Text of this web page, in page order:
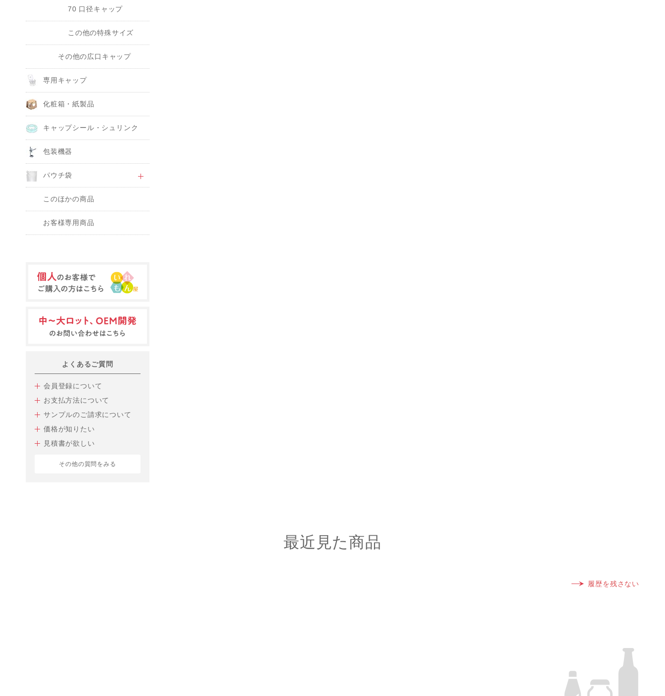
70 口径キャップ
この他の特殊サイズ
その他の広口キャップ
専用キャップ
化粧箱・紙製品
キャップシール・シュリンク
包装機器
パウチ袋
このほかの商品
お客様専用商品
よくあるご質問
会員登録について
お支払方法について
サンプルのご請求について
価格が知りたい
見積書が欲しい
その他の質問をみる
最近見た商品
履歴を残さない